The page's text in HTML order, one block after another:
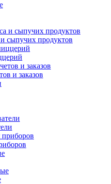
сыпучих продуктов
и заказов